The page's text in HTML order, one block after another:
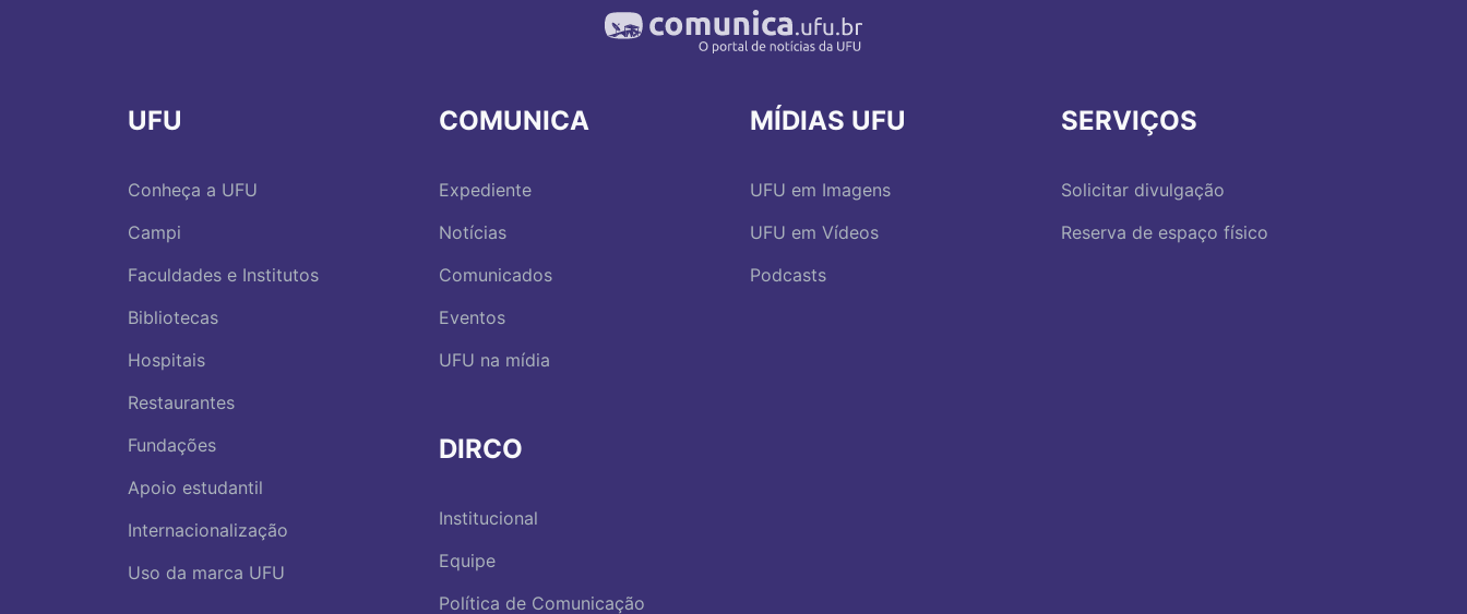
UFU
Conheça a UFU
Campi
Faculdades e Institutos
Bibliotecas
Hospitais
Restaurantes
Fundações
Apoio estudantil
Internacionalização
Uso da marca UFU
COMUNICA
Expediente
Notícias
Comunicados
Eventos
UFU na mídia
DIRCO
Institucional
Equipe
Política de Comunicação
MÍDIAS UFU
UFU em Imagens
UFU em Vídeos
Podcasts
SERVIÇOS
Solicitar divulgação
Reserva de espaço físico